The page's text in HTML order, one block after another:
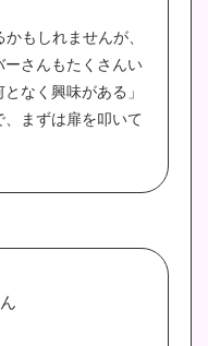
もしれませんが、
ーさんもたくさんい
なく興味がある」
まずは扉を叩いて